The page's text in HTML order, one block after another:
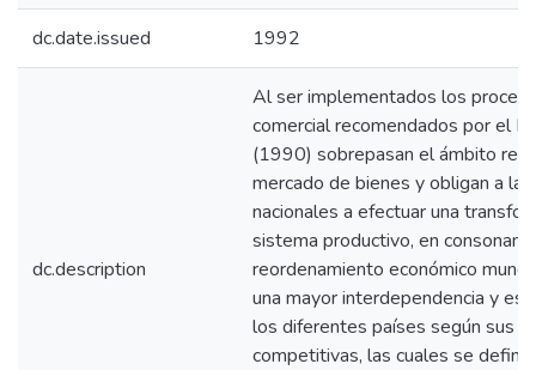
dc.date.issued 1992
dc.description
Al ser implementados los
comercial recomendados por el
(1990) sobrepasan el ámbito
mercado de bienes y obligan a
nacionales a efectuar una
sistema productivo, en
reordenamiento económico
una mayor interdependencia y
los diferentes países según sus
competitivas, las cuales se